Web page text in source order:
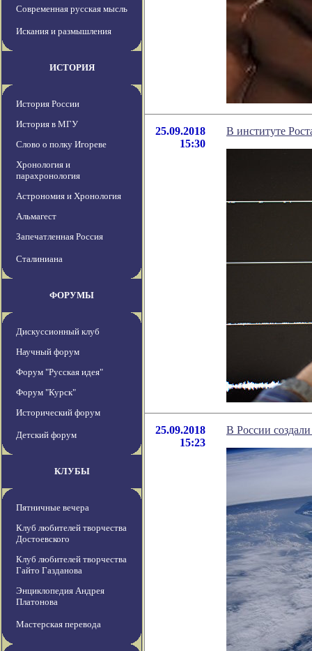
Современная русская мысль
Искания и размышления
ИСТОРИЯ
История России
История в МГУ
Слово о полку Игореве
Хронология и
парахронология
Астрономия и Хронология
Альмагест
Запечатленная Россия
Сталиниана
ФОРУМЫ
Дискуссионный клуб
Научный форум
Форум "Русская идея"
Форум "Курск"
Исторический форум
Детский форум
КЛУБЫ
Пятничные вечера
Клуб любителей творчества
Достоевского
Клуб любителей творчества
Гайто Газданова
Энциклопедия Андрея
Платонова
Мастерская перевода
25.09.2018
15:30
В институте
25.09.2018
15:23
В России